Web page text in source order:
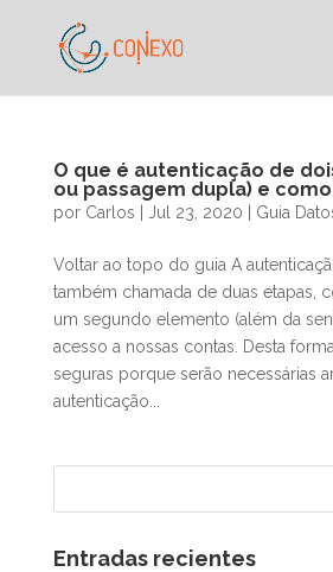
O que é autenticação de
ou passagem dupla) e
por Carlos Jul 23, 2020 Guia
Voltar ao topo do guia A
também chamada de duas etapas,
um segundo elemento (além da
acesso a nossas contas. Desta
seguras porque serão necessárias
autenticação...
Entradas recientes